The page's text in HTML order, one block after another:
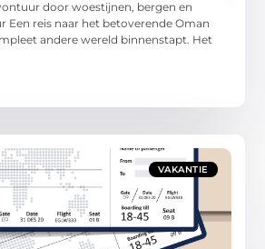
door woestijnen, bergen en
Een reis naar het betoverende Oman
andere wereld binnenstapt. Het
VAKANTIE